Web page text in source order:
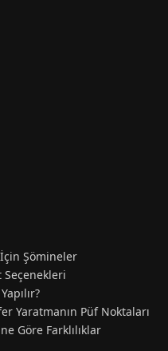
Şömineler
Seçenekleri
Yaratmanın Püf Noktaları
Göre Farklılıklar